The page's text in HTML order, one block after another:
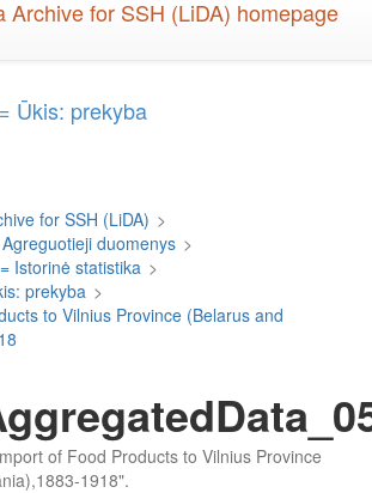
Ūkis: prekyba
for SSH (LiDA) >
duomenys >
Istorinė statistika >
prekyba >
to Vilnius Province (Belarus and
of Food Products to Vilnius Province
1918".